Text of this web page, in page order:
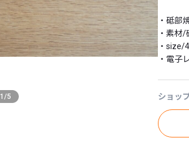
1 /5
・砥部
・素材/
・size/
・電子
※手作
個体差
※ギフ
ショッ